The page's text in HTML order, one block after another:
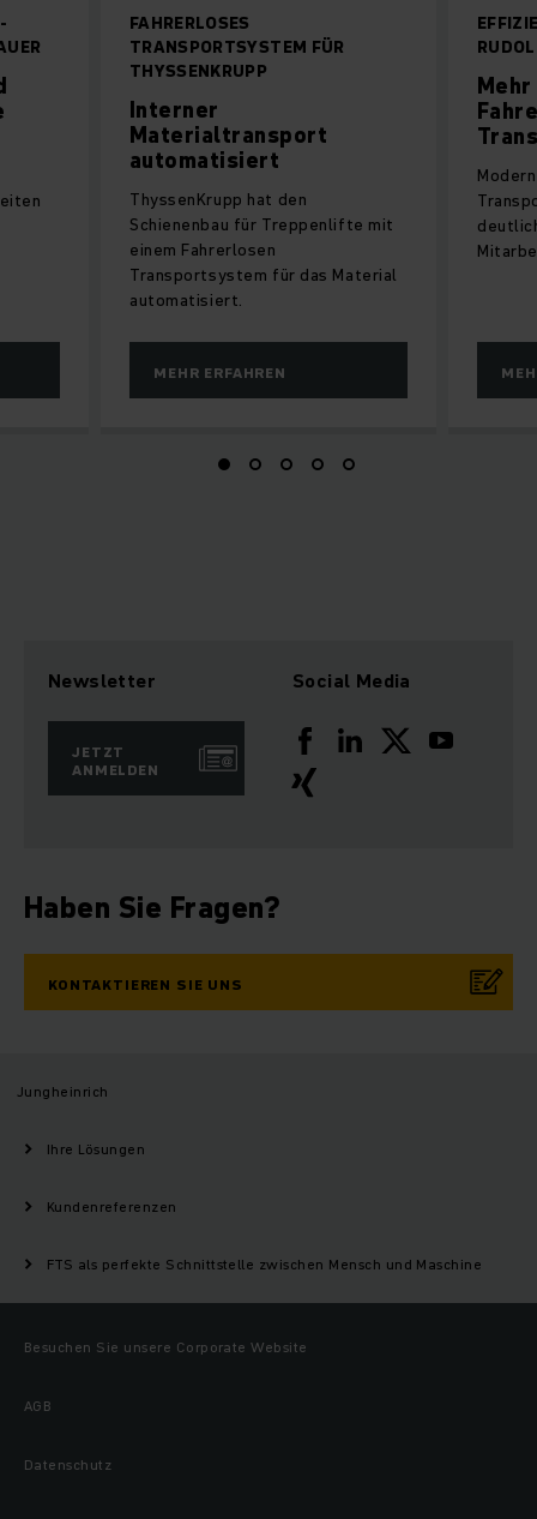
FAHRERLOSES
TRANSPORTSYSTEM FÜR
THYSSENKRUPP
Interner
Materialtransport
automatisiert
ThyssenKrupp hat den
Schienenbau für Treppenlifte mit
einem Fahrerlosen
Transportsystem für das Material
automatisiert.
MEHR ERFAHREN
Newsletter
JETZT
ANMELDEN
Social Media
Haben Sie Fragen?
KONTAKTIEREN SIE UNS
Jungheinrich
Ihre Lösungen
Kundenreferenzen
FTS als perfekte Schnittstelle zwischen Mensch und Maschine
Besuchen Sie unsere Corporate Website
AGB
Datenschutz